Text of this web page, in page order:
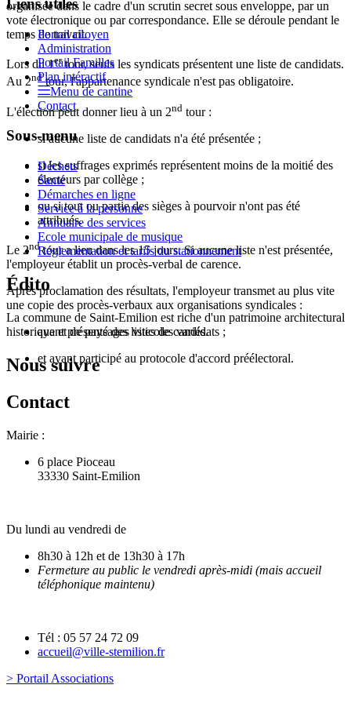
organisée dans le cadre d'un scrutin secret sous enveloppe, par un
vote électronique ou par correspondance. Elle se déroule pendant le
temps de travail.
Lors du 1ertour, seuls les syndicats présentent une liste de candidats.
Au 2ndtour, l'appartenance syndicale n'est pas obligatoire.
L'élection peut donner lieu à un 2nd tour :
si aucune liste de candidats n'a été présentée ;
si les suffrages exprimés représentent moins de la moitié des
électeurs par collège ;
ou si tout ou partie des sièges à pourvoir n'ont pas été
attribués.
Le 2ndtour a lieu dans les 15 jours. Si aucune liste n'est présentée,
l'employeur établit un procès-verbal de carence.
Après proclamation des résultats, l'employeur transmet au plus vite
une copie des procès-verbaux aux organisations syndicales :
ayant présenté des listes de candidats ;
et ayant participé au protocole d'accord préélectoral.
Liens utiles
Portail citoyen
Administration
Portail Familles
Plan intéractif
Menu de cantine
Contact
Sous-menu
Déchets
Santé
Démarches en ligne
Service à la personne
Annuaire des services
Ecole municipale de musique
Réglementation et tarifs du stationnement
Édito
La commune de Saint-Emilion est riche d'un patrimoine architectural
historique et de paysages viticoles variés.
Nous suivre
Contact
Mairie :
6 place Pioceau
33330 Saint-Emilion
Du lundi au vendredi de
8h30 à 12h et de 13h30 à 17h
Fermeture au public le vendredi après-midi (mais accueil
téléphonique maintenu)
Tél : 05 57 24 72 09
accueil@ville-stemilion.fr
> Portail Associations